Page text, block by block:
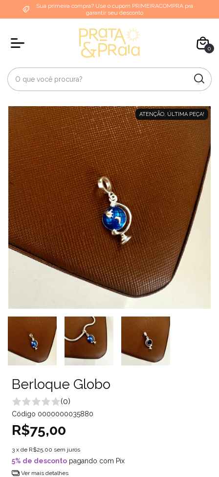
Sua primeira compra? Use o cupom PRIMEIRACOMPRA pra
garantir seu desconto
0
ATENÇÃO, ÚLTIMA PEÇA!
Berloque Globo
(0)
Código 0000000035880
R$75,00
3 x de R$25,00 sem juros
5% de desconto pagando com Pix
Ver mais detalhes